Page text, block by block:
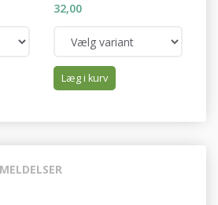
32,00
Læg i kurv